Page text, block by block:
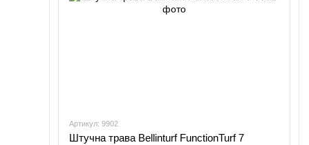
Артикул: 9902
Штучна трава Bellinturf FunctionTurf 7